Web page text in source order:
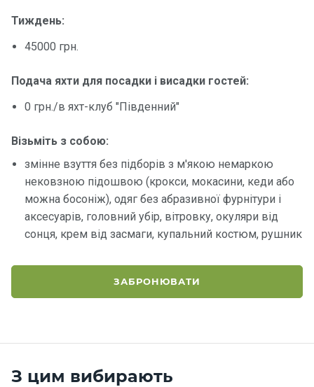
Тиждень:
45000 грн.
Подача яхти для посадки і висадки гостей:
0 грн./в яхт-клуб "Південний"
Візьміть з собою:
змінне взуття без підборів з м'якою немаркою
нековзною підошвою (крокси, мокасини, кеди або
можна босоніж), одяг без абразивної фурнітури і
аксесуарів, головний убір, вітровку, окуляри від
сонця, крем від засмаги, купальний костюм, рушник
ЗАБРОНЮВАТИ
З цим вибирають